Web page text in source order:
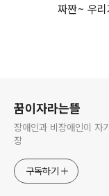
짜짠~ 우리
꿈이자라는뜰
장애인과 비장애인이 자
장
구독하기